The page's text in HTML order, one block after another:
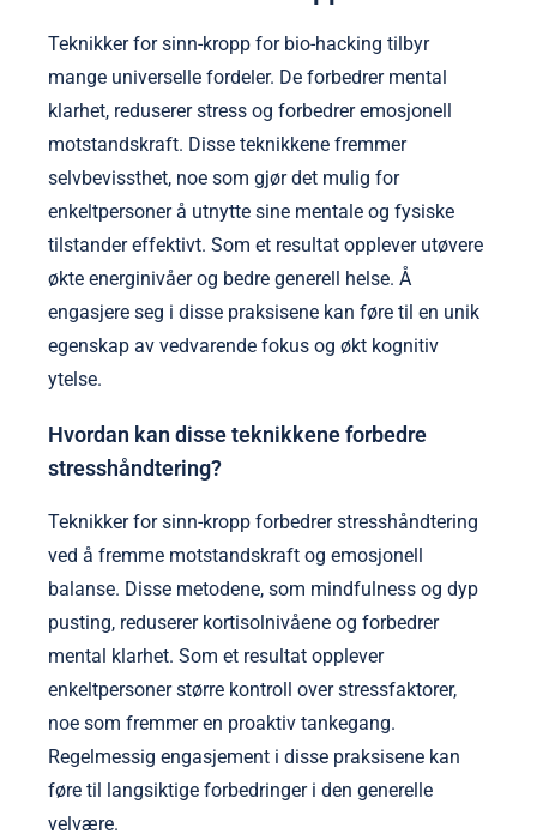
Teknikker for sinn-kropp for bio-hacking tilbyr
mange universelle fordeler. De forbedrer mental
klarhet, reduserer stress og forbedrer emosjonell
motstandskraft. Disse teknikkene fremmer
selvbevissthet, noe som gjør det mulig for
enkeltpersoner å utnytte sine mentale og fysiske
tilstander effektivt. Som et resultat opplever utøvere
økte energinivåer og bedre generell helse. Å
engasjere seg i disse praksisene kan føre til en unik
egenskap av vedvarende fokus og økt kognitiv
ytelse.
Hvordan kan disse teknikkene forbedre
stresshåndtering?
Teknikker for sinn-kropp forbedrer stresshåndtering
ved å fremme motstandskraft og emosjonell
balanse. Disse metodene, som mindfulness og dyp
pusting, reduserer kortisolnivåene og forbedrer
mental klarhet. Som et resultat opplever
enkeltpersoner større kontroll over stressfaktorer,
noe som fremmer en proaktiv tankegang.
Regelmessig engasjement i disse praksisene kan
føre til langsiktige forbedringer i den generelle
velvære.